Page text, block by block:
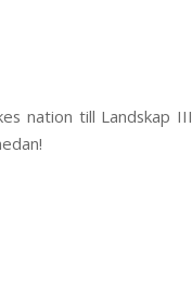
nation till Landskap III